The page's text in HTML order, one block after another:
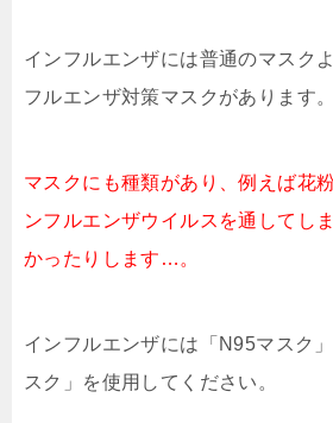
インフルエンザには普通のマスク
フルエンザ対策マスクがあります。
マスクにも種類があり、例えば花
ンフルエンザウイルスを通してし
かったりします…。
インフルエンザには「N95マスク
スク」を使用してください。